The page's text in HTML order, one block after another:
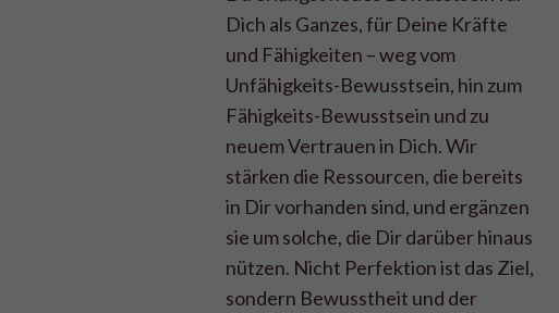
Dich als Ganzes, für Deine Kräfte
und Fähigkeiten – weg vom
Unfähigkeits-Bewusstsein, hin zum
Fähigkeits-Bewusstsein und zu
neuem Vertrauen in Dich. Wir
stärken die Ressourcen, die bereits
in Dir vorhanden sind, und ergänzen
sie um solche, die Dir darüber hinaus
nützen. Nicht Perfektion ist das Ziel,
sondern Bewusstheit und der